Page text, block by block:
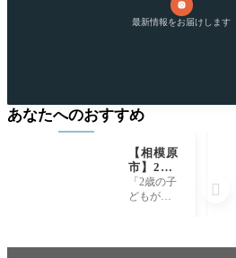
最新情報をお届けします
あなたへのおすすめ
【相模原
市】2歳
児と行く
城山公
「2歳の子
どもが思
